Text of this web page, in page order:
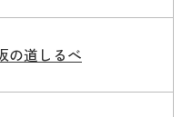
の道しるべ